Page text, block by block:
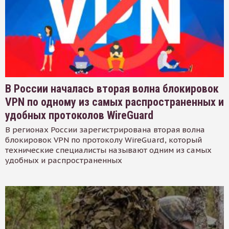
В России началась вторая волна блокировок
VPN по одному из самых распространенных и
удобных протоколов WireGuard
В регионах России зарегистрирована вторая волна
блокировок VPN по протоколу WireGuard, который
технические специалисты называют одним из самых
удобных и распространенных